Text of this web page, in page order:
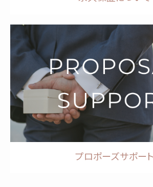
プロポーズサポート